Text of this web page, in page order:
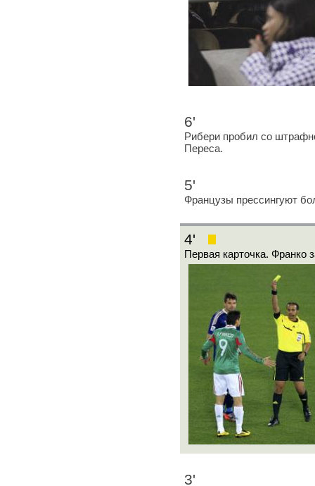
6'
Рибери пробил со
Переса.
5'
Французы прессингуют
4'
Первая карточка. Франко
3'